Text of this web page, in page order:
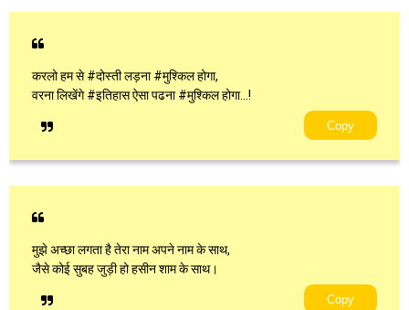
करलो हम से #दोस्ती लड़ना #मुश्किल होगा,
वरना लिखेंगे #इतिहास ऐसा पढना #मुश्किल होगा…!
Copy
मुझे अच्छा लगता है तेरा नाम अपने नाम के साथ,
जैसे कोई सुबह जुड़ी हो हसीन शाम के साथ।
Copy